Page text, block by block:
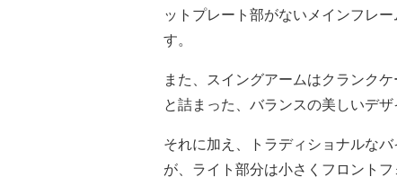
ットプレート部がないメインフレ
す。
また、スイングアームはクランク
と詰まった、バランスの美しいデザ
それに加え、トラディショナルな
が、ライト部分は小さくフロント